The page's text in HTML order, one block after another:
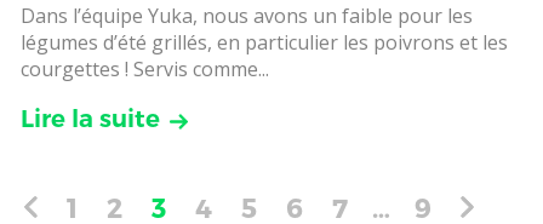
Dans l’équipe Yuka, nous avons un faible pour les
légumes d’été grillés, en particulier les poivrons et les
courgettes ! Servis comme...
Lire la suite
1 2 3 4 5 6 7 … 9